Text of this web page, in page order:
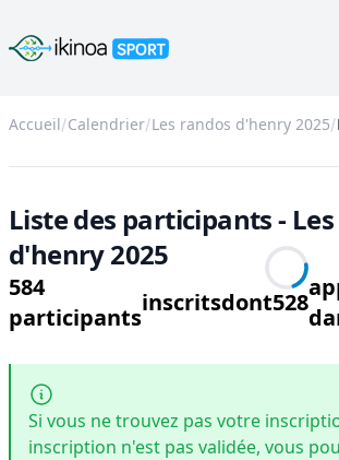
Ikinoa Sport
Accueil Calendrier Les randos d'henry 2025
Liste des participants -
d'henry 2025
584
participants
inscritsdont528
Si vous ne trouvez pas votre
inscription n'est pas validée, vous